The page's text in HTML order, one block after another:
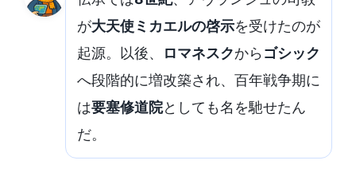
が大天使ミカエルの啓示を受けたのが
起源。以後、
ロマネスクから ゴシック
へ段階的に増改築され、百年戦争期に
は要塞修道院としても名を馳せたん
だ。